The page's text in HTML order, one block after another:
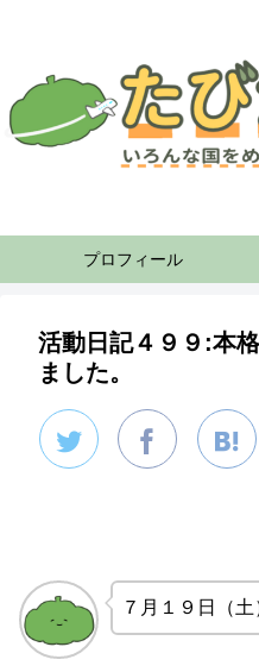
プロフィール
活動日記４９９:本
ました。
７月１９日（土